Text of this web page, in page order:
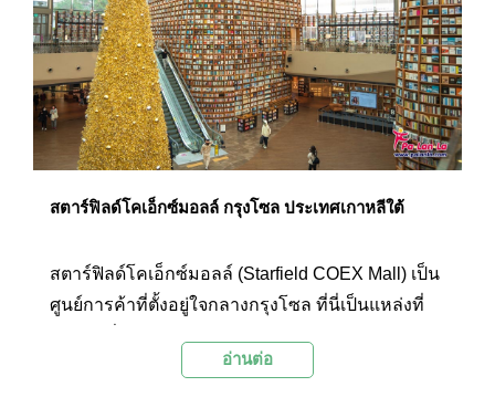
มาก และบริเวณรั้วด้านล่างหอคอยเอ็นโซลยังเป็นที่
คล้องกุญแจคู่รักอีกด้วย
สตาร์ฟิลด์โคเอ็กซ์มอลล์ กรุงโซล ประเทศเกาหลีใต้
สตาร์ฟิลด์โคเอ็กซ์มอลล์ (Starfield COEX Mall) เป็น
ศูนย์การค้าที่ตั้งอยู่ใจกลางกรุงโซล ที่นี่เป็นแหล่งที่
ไว้ด้วยกัน ไฮไลท์ของที่นี่คือพื้นที่บริเวณห้องสมุดส
อ่านต่อ